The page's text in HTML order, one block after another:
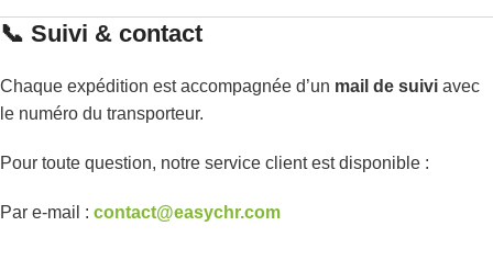
📞 Suivi & contact
Chaque expédition est accompagnée d’un mail de suivi avec
le numéro du transporteur.
Pour toute question, notre service client est disponible :
Par e-mail : contact@easychr.com